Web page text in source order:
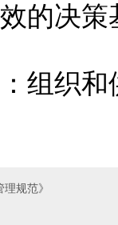
的决
组织
规范》